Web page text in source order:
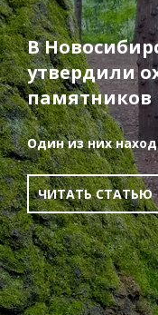
В
утвердили
Один из них
ЧИТАТЬ СТАТЬЮ